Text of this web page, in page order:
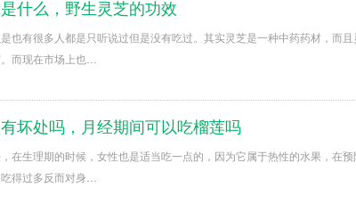
什么，野生灵芝的功效
也有很多人都是只听说过但是没有吃过。其实灵芝是一种中药药材，而
而现在市场上也…
坏处吗，月经期间可以吃榴莲吗
在生理期的时候，女性也是适当吃一点的，因为它属于热性的水果，在
得过多反而对身…